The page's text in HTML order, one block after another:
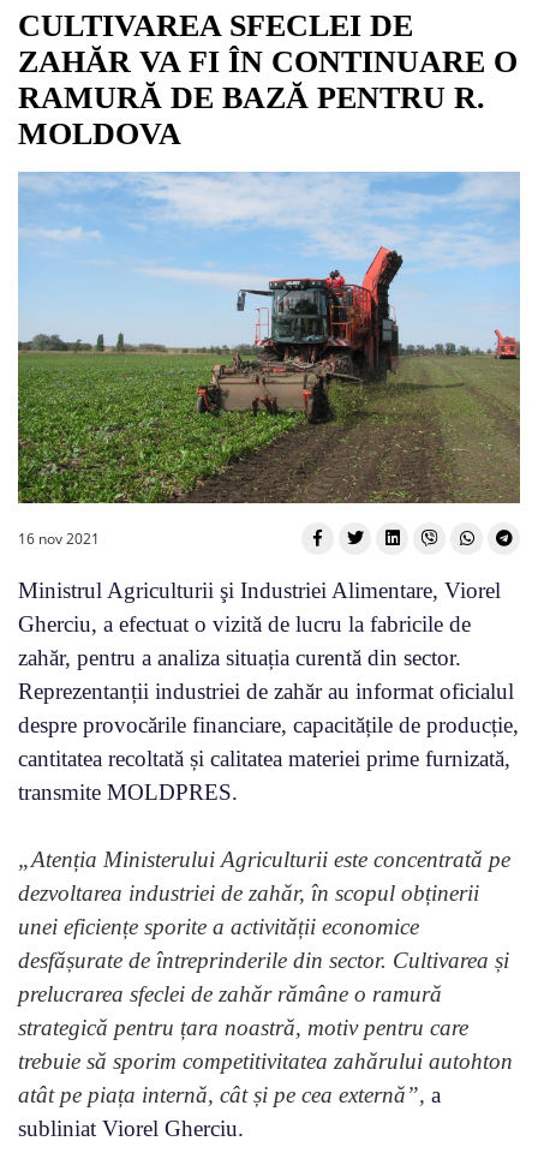
CULTIVAREA SFECLEI DE
ZAHĂR VA FI ÎN CONTINUARE O
RAMURĂ DE BAZĂ PENTRU R.
MOLDOVA
16 nov 2021
Ministrul Agriculturii şi Industriei Alimentare, Viorel
Gherciu, a efectuat o vizită de lucru la fabricile de
zahăr, pentru a analiza situația curentă din sector.
Reprezentanții industriei de zahăr au informat oficialul
despre provocările financiare, capacitățile de producție,
cantitatea recoltată și calitatea materiei prime furnizată,
transmite MOLDPRES.
„Atenția Ministerului Agriculturii este concentrată pe
dezvoltarea industriei de zahăr, în scopul obținerii
unei eficiențe sporite a activității economice
desfășurate de întreprinderile din sector. Cultivarea și
prelucrarea sfeclei de zahăr rămâne o ramură
strategică pentru țara noastră, motiv pentru care
trebuie să sporim competitivitatea zahărului autohton
atât pe piața internă, cât și pe cea externă”, a
subliniat Viorel Gherciu.